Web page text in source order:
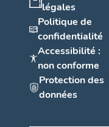
légales
Politique de
confidentialité
Accessibilité :
non conforme
Protection des
données